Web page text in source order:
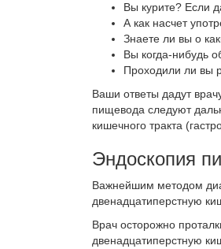
Вы курите? Если
А как насчет
Знаете ли вы о
Вы когда-нибудь
Проходили ли вы
Ваши ответы дадут
пищевода следуют
кишечного тракта
Эндоскопия
Важнейшим методом
двенадцатиперстную
Врач осторожно
двенадцатиперстную